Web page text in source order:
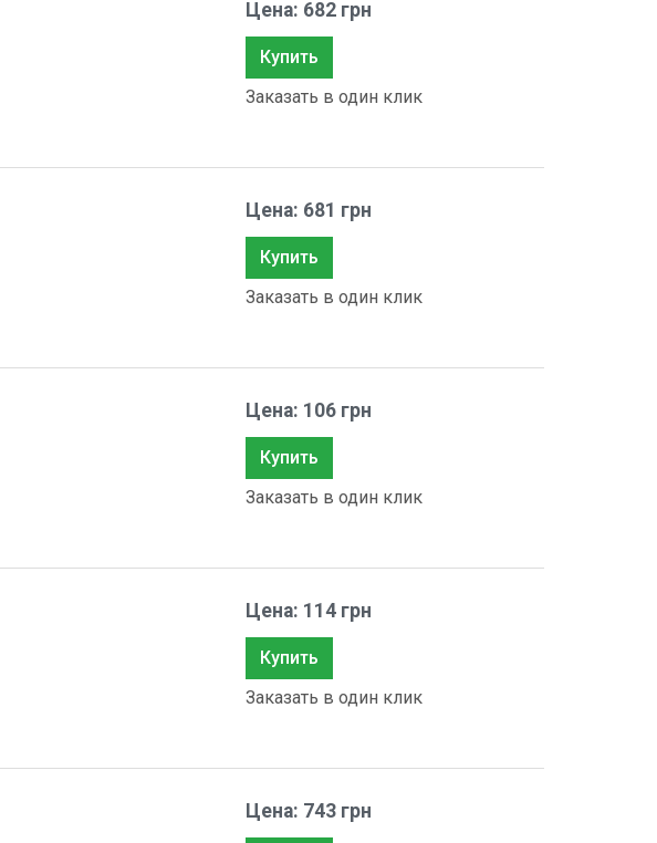
Цена: 682 грн
Купить
Заказать в один клик
Цена: 681 грн
Купить
Заказать в один клик
Цена: 106 грн
Купить
Заказать в один клик
Цена: 114 грн
Купить
Заказать в один клик
Цена: 743 грн